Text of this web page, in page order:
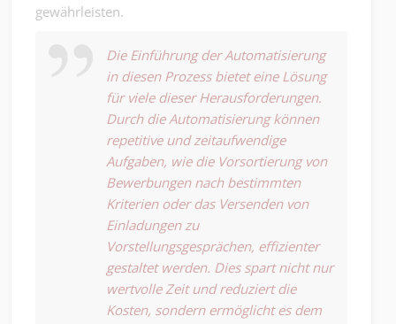
gewährleisten.
Die Einführung der Automatisierung
in diesen Prozess bietet eine Lösung
für viele dieser Herausforderungen.
Durch die Automatisierung können
repetitive und zeitaufwendige
Aufgaben, wie die Vorsortierung von
Bewerbungen nach bestimmten
Kriterien oder das Versenden von
Einladungen zu
Vorstellungsgesprächen, effizienter
gestaltet werden. Dies spart nicht nur
wertvolle Zeit und reduziert die
Kosten, sondern ermöglicht es dem